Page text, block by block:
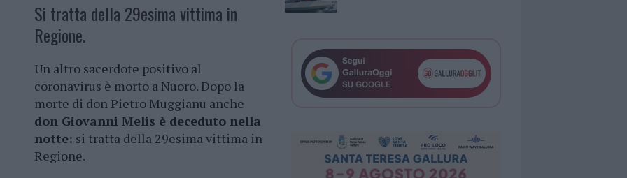
Si tratta della 29esima vittima in
Regione.
Un altro sacerdote positivo al
coronavirus è morto a Nuoro. Dopo la
morte di don Pietro Muggianu anche
don Giovanni Melis è deceduto nella
notte: si tratta della 29esima vittima in
Regione.